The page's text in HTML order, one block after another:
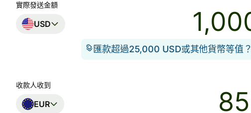
實際發送金額
USD
匯款超過25,000 USD或其他貨幣等值？
收款人收到
EUR